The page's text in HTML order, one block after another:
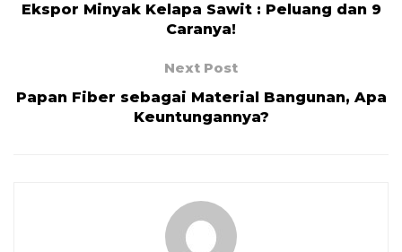
Ekspor Minyak Kelapa Sawit : Peluang dan 9
Caranya!
Next Post
Papan Fiber sebagai Material Bangunan, Apa
Keuntungannya?